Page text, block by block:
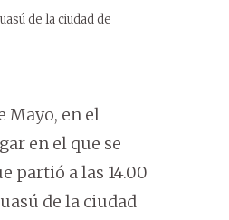
de la ciudad de
Mayo, en el
en el que se
partió a las 14.00
de la ciudad